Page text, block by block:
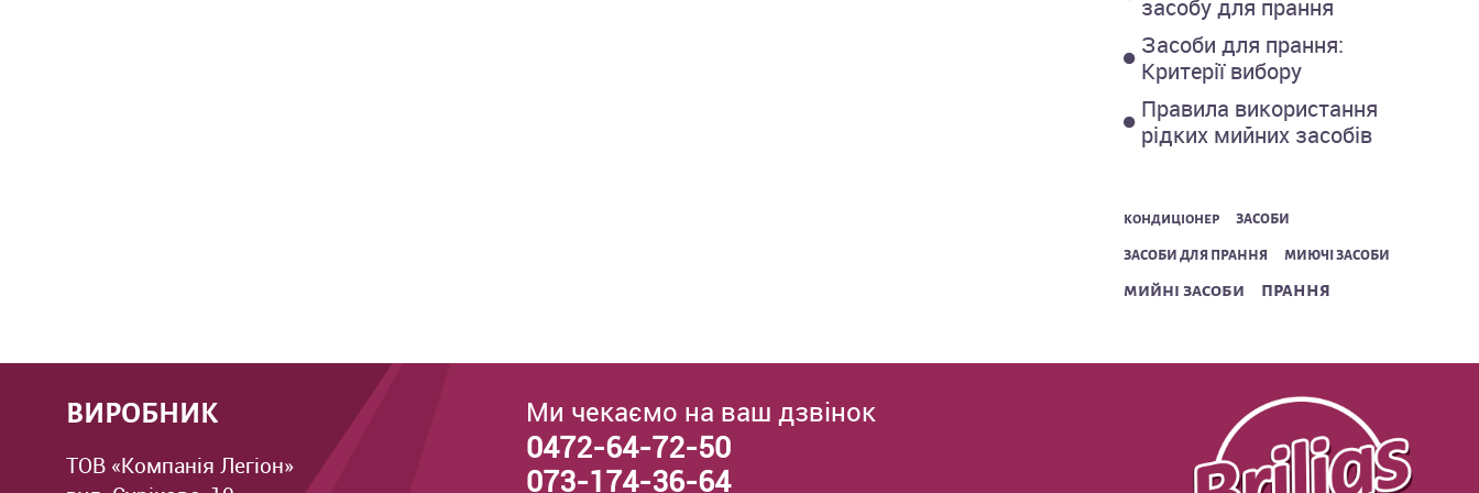
засобу для прання
Засоби для прання:
Критерії вибору
Правила використання
рідких мийних засобів
кондиціонер засоби
засоби для прання миючі засоби
мийні засоби прання
ВИРОБНИК
ТОВ «Компанія Легіон»
Ми чекаємо на ваш дзвінок
0472-64-72-50
073-174-36-64